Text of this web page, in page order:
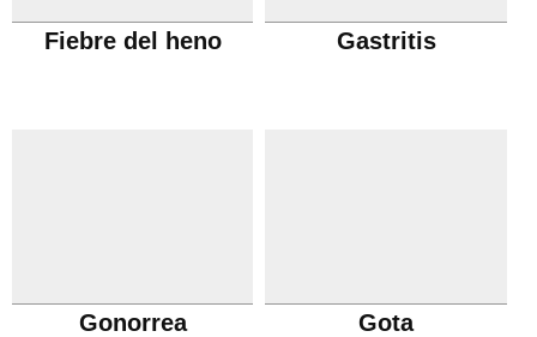
Fiebre del heno Gastritis
Gonorrea Gota